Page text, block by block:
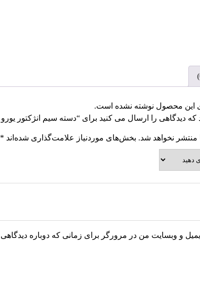
این محصول نوشته نشده است.
را ارسال می کنید برای “دسته سیم انژکتور یورو 4 نیسان دوگانه سوز”
منتشر نخواهد شد. بخش‌های موردنیاز علامت‌گذاری شده‌اند *
و وبسایت من در مرورگر برای زمانی که دوباره دیدگاهی